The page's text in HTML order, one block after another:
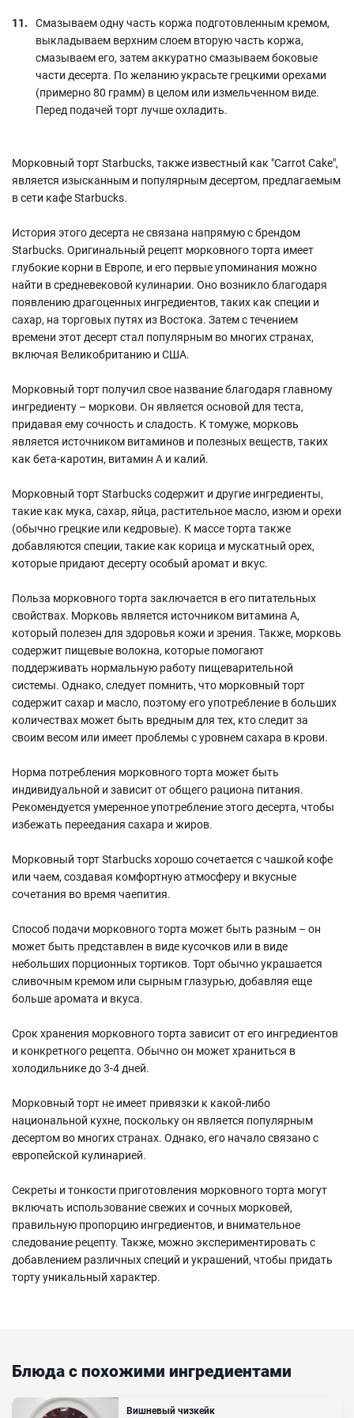
Смазываем одну часть коржа подготовленным кремом,
выкладываем верхним слоем вторую часть коржа,
смазываем его, затем аккуратно смазываем боковые
части десерта. По желанию украсьте грецкими орехами
(примерно 80 грамм) в целом или измельченном виде.
Перед подачей торт лучше охладить.
Морковный торт Starbucks, также известный как "Carrot Cake",
является изысканным и популярным десертом, предлагаемым
в сети кафе Starbucks.
История этого десерта не связана напрямую с брендом
Starbucks. Оригинальный рецепт морковного торта имеет
глубокие корни в Европе, и его первые упоминания можно
найти в средневековой кулинарии. Оно возникло благодаря
появлению драгоценных ингредиентов, таких как специи и
сахар, на торговых путях из Востока. Затем с течением
времени этот десерт стал популярным во многих странах,
включая Великобританию и США.
Морковный торт получил свое название благодаря главному
ингредиенту – моркови. Он является основой для теста,
придавая ему сочность и сладость. К томуже, морковь
является источником витаминов и полезных веществ, таких
как бета-каротин, витамин А и калий.
Морковный торт Starbucks содержит и другие ингредиенты,
такие как мука, сахар, яйца, растительное масло, изюм и орехи
(обычно грецкие или кедровые). К массе торта также
добавляются специи, такие как корица и мускатный орех,
которые придают десерту особый аромат и вкус.
Польза морковного торта заключается в его питательных
свойствах. Морковь является источником витамина А,
который полезен для здоровья кожи и зрения. Также, морковь
содержит пищевые волокна, которые помогают
поддерживать нормальную работу пищеварительной
системы. Однако, следует помнить, что морковный торт
содержит сахар и масло, поэтому его употребление в больших
количествах может быть вредным для тех, кто следит за
своим весом или имеет проблемы с уровнем сахара в крови.
Норма потребления морковного торта может быть
индивидуальной и зависит от общего рациона питания.
Рекомендуется умеренное употребление этого десерта, чтобы
избежать переедания сахара и жиров.
Морковный торт Starbucks хорошо сочетается с чашкой кофе
или чаем, создавая комфортную атмосферу и вкусные
сочетания во время чаепития.
Способ подачи морковного торта может быть разным – он
может быть представлен в виде кусочков или в виде
небольших порционных тортиков. Торт обычно украшается
сливочным кремом или сырным глазурью, добавляя еще
больше аромата и вкуса.
Срок хранения морковного торта зависит от его ингредиентов
и конкретного рецепта. Обычно он может храниться в
холодильнике до 3-4 дней.
Морковный торт не имеет привязки к какой-либо
национальной кухне, поскольку он является популярным
десертом во многих странах. Однако, его начало связано с
европейской кулинарией.
Секреты и тонкости приготовления морковного торта могут
включать использование свежих и сочных морковей,
правильную пропорцию ингредиентов, и внимательное
следование рецепту. Также, можно экспериментировать с
добавлением различных специй и украшений, чтобы придать
торту уникальный характер.
Блюда с похожими ингредиентами
Вишневый чизкейк